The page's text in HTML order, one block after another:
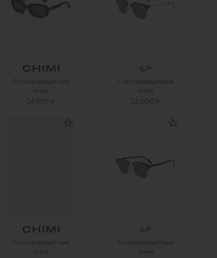
Солнцезащитные
очки
24 050 ₽
Солнцезащитные
очки
22 000 ₽
Солнцезащитные
очки
Солнцезащитные
очки